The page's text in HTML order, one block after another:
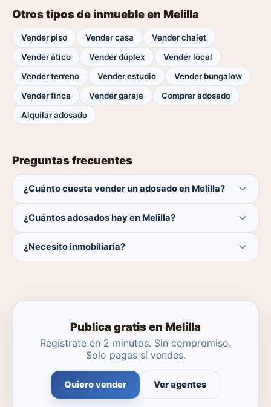
Otros tipos de inmueble en Melilla
Vender piso Vender casa
Vender chalet
Vender ático
Vender dúplex
Vender local
Vender terreno
Vender estudio
Vender bungalow
Vender finca
Vender garaje
Comprar adosado
Alquilar adosado
Preguntas frecuentes
¿Cuánto cuesta vender un adosado en Melilla?
cierra la venta.
¿Cuántos adosados hay en Melilla?
catálogo se actualiza a diario.
¿Necesito inmobiliaria?
Publica gratis en Melilla
Regístrate en 2 minutos. Sin compromiso.
Solo pagas si vendes.
Quiero vender Ver agentes